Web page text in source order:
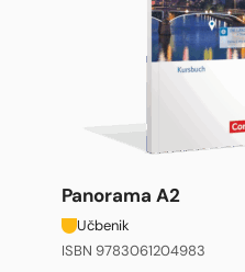
Panorama A2
Učbenik
ISBN 9783061204983